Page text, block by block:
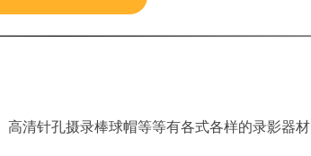
清针孔摄录棒球帽等等有各式各样的录影器材